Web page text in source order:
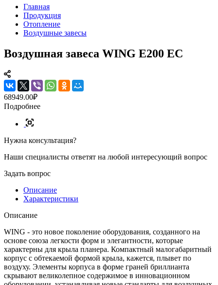
Главная
Продукция
Отопление
Воздушные завесы
Воздушная завеса WING E200 EC
68949.00₽
Подробнее
Нужна консультация?
Наши специалисты ответят на любой интересующий вопрос
Задать вопрос
Описание
Характеристики
Описание
WING - это новое поколение оборудования, созданного на
основе союза легкости форм и элегантности, которые
характерны для крыла планера. Компактный малогабаритный
корпус с обтекаемой формой крыла, кажется, плывет по
воздуху. Элементы корпуса в форме граней бриллианта
скрывают великолепное содержимое в инновационном